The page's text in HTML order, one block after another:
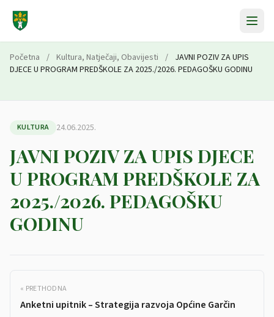
Početna / Kultura, Natječaji, Obavijesti / JAVNI POZIV ZA UPIS
DJECE U PROGRAM PREDŠKOLE ZA 2025./2026. PEDAGOŠKU GODINU
KULTURA 24.06.2025.
JAVNI POZIV ZA UPIS DJECE
U PROGRAM PREDŠKOLE ZA
2025./2026. PEDAGOŠKU
GODINU
« PRETHODNA
Anketni upitnik – Strategija razvoja Općine Garčin